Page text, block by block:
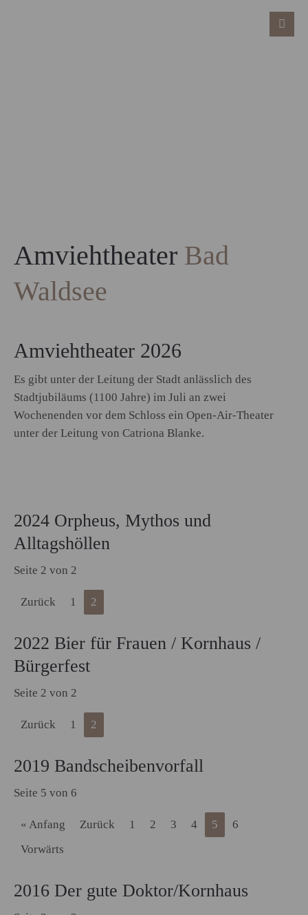
Amviehtheater Bad
Waldsee
Amviehtheater 2026
Es gibt unter der Leitung der Stadt anlässlich des
Stadtjubiläums (1100 Jahre) im Juli an zwei
Wochenenden vor dem Schloss ein Open-Air-Theater
unter der Leitung von Catriona Blanke.
2024 Orpheus, Mythos und
Alltagshöllen
Seite 2 von 2
Zurück 1 2
2022 Bier für Frauen / Kornhaus /
Bürgerfest
Seite 2 von 2
Zurück 1 2
2019 Bandscheibenvorfall
Seite 5 von 6
« Anfang Zurück 1 2 3 4 5
6
Vorwärts
2016 Der gute Doktor/Kornhaus